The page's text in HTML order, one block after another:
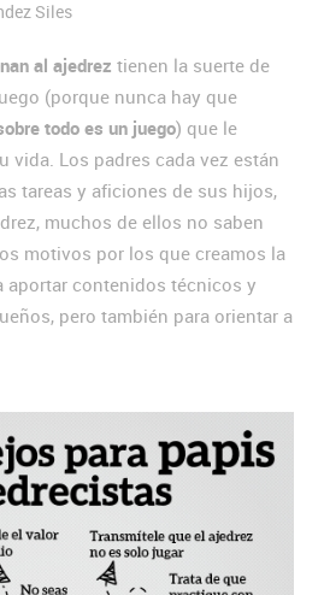
Siles
al ajedrez tienen la suerte de
(porque nunca hay que
todo es un juego) que le
vida. Los padres cada vez están
tareas y aficiones de sus hijos,
muchos de ellos no saben
motivos por los que creamos la
aportar contenidos técnicos y
pero también para orientar a